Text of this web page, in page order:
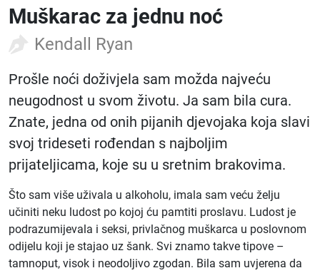
Muškarac za jednu noć
Kendall Ryan
Prošle noći doživjela sam možda najveću
neugodnost u svom životu. Ja sam bila cura.
Znate, jedna od onih pijanih djevojaka koja slavi
svoj trideseti rođendan s najboljim
prijateljicama, koje su u sretnim brakovima.
Što sam više uživala u alkoholu, imala sam veću želju
učiniti neku ludost po kojoj ću pamtiti proslavu. Ludost je
podrazumijevala i seksi, privlačnog muškarca u poslovnom
odijelu koji je stajao uz šank. Svi znamo takve tipove –
tamnoput, visok i neodoljivo zgodan. Bila sam uvjerena da